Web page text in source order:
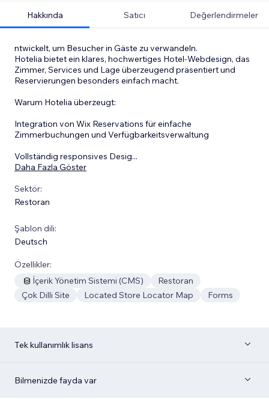
Hakkında Satıcı Değerlendirmeler
ntwickelt, um Besucher in Gäste zu verwandeln.
Hotelia bietet ein klares, hochwertiges Hotel-Webdesign, das
Zimmer, Services und Lage überzeugend präsentiert und
Reservierungen besonders einfach macht.
Warum Hotelia überzeugt:
Integration von Wix Reservations für einfache
Zimmerbuchungen und Verfügbarkeitsverwaltung
Vollständig responsives Desig...
Daha Fazla Göster
Sektör:
Restoran
Şablon dili:
Deutsch
Özellikler:
İçerik Yönetim Sistemi (CMS)
Restoran
Çok Dilli Site
Located Store Locator Map Forms
Tek kullanımlık lisans
Bilmenizde fayda var